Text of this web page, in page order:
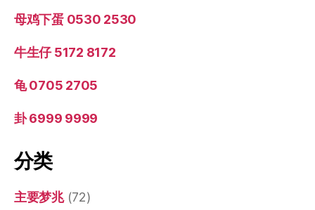
母鸡下蛋 0530 2530
牛生仔 5172 8172
龟 0705 2705
卦 6999 9999
分类
主要梦兆(72)